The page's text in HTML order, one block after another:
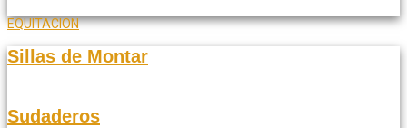
EQUITACION
Sillas de Montar
Sudaderos